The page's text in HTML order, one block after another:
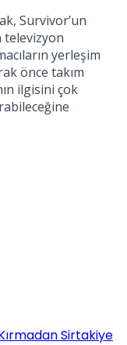
Survivor’un
televizyon
yerleşim
önce takım
ilgisini çok